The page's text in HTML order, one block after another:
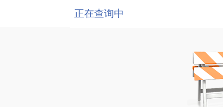
正在查询中